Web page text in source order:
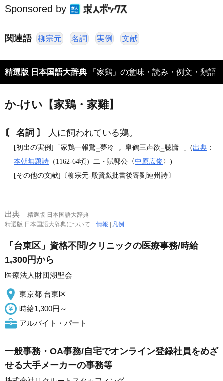
Sponsored by
関連語 柳宗元 名詞 実例 文献
精選版 日本国語大辞典 「家鶏」の意味・読み・例文・類語
か‐けい【家鶏・家雞】
〘 名詞 〙 人に飼われている鶏。
[初出の実例]「家鶏一報驚二夢冷一 。皐鶴三声欲 二聴慵一 」(出典 ：
本朝無題詩 （1162‐64頃）二・賦郭公〈中原広俊〉)
[その他の文献]〔柳宗元‐殷賢戯批書後寄劉連州詩〕
出典
精選版 日本国語大辞典
精選版 日本国語大辞典について情報 | 凡例
「台東区」資格不問/クリニックの医療事務/時給
1,300円から
医療法人財団湖聖会
東京都 台東区
時給1,300円～
アルバイト・パート
一般事務・OA事務/自宅でオンライン登録社員をめざ
せる大手メーカーの事務等